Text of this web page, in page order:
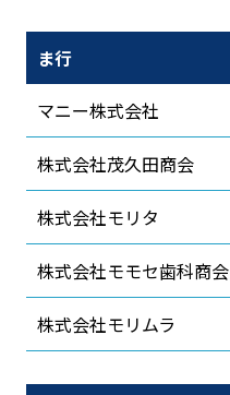
ま行
マニー株式会社
株式会社茂久田商会
株式会社モリタ
株式会社モモセ歯科商会
株式会社モリムラ